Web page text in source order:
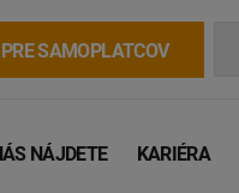
SAMOPLATCOV
NÁJDETE KARIÉRA